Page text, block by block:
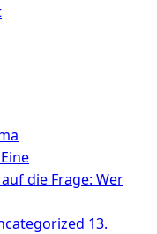
die Frage: Wer
13.